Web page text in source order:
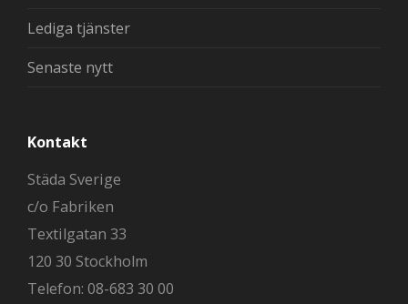
Lediga tjänster
Senaste nytt
Kontakt
Städa Sverige
c/o Fabriken
Textilgatan 33
120 30 Stockholm
Telefon: 08-683 30 00